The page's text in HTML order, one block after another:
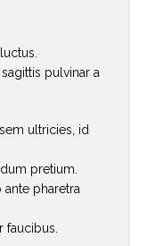
pulvinar a
ultricies, id
pretium.
pharetra
faucibus.